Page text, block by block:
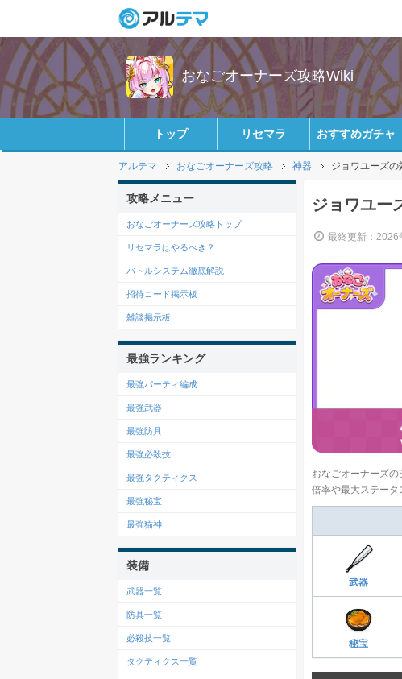
おなごオーナーズ攻略Wiki
トップ リセマラ おすすめガチャ
アルテマ おなごオーナーズ攻略 神器 ジョワユーズ
ジョワユー
最終更新：2026
おなごオーナーズ
倍率や最大ステータ
武器
秘宝
攻略メニュー
おなごオーナーズ攻略トップ
リセマラはやるべき？
バトルシステム徹底解説
招待コード掲示板
雑談掲示板
最強ランキング
最強パーティ編成
最強武器
最強防具
最強必殺技
最強タクティクス
最強秘宝
最強猫神
装備
武器一覧
防具一覧
必殺技一覧
タクティクス一覧